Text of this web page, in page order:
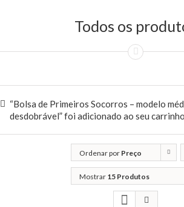
Todos os
“Bolsa de Primeiros Socorros – modelo
desdobrável” foi adicionado ao seu carrinho.
Ordenar por Preço
Mostrar 15 Produtos